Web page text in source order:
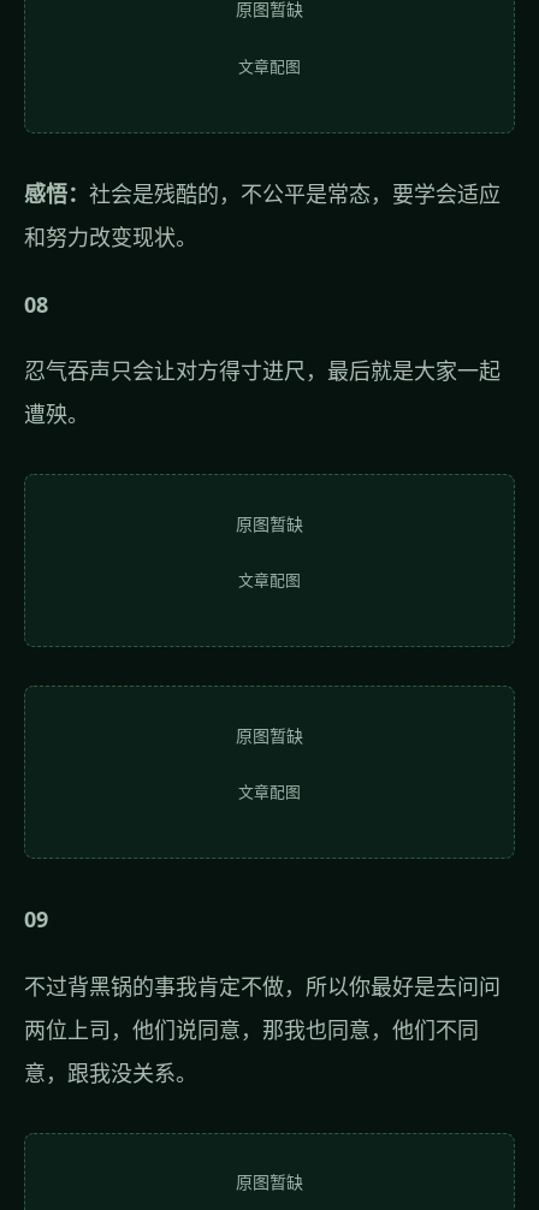
原图暂缺
文章配图
感悟： 社会是残酷的，不公平是常态，要学会适应
和努力改变现状。
08
忍气吞声只会让对方得寸进尺，最后就是大家一起
遭殃。
原图暂缺
文章配图
原图暂缺
文章配图
09
不过背黑锅的事我肯定不做，所以你最好是去问问
两位上司，他们说同意，那我也同意，他们不同
意，跟我没关系。
原图暂缺